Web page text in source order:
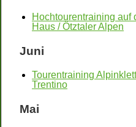
Hochtourentraining auf
Haus / Ötztaler Alpen
Juni
Tourentraining
Trentino
Mai